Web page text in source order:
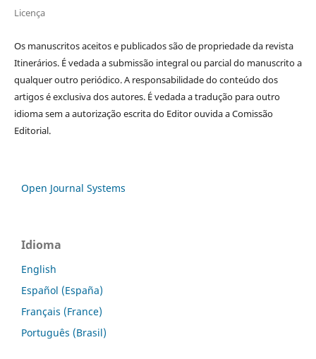
Licença
Os manuscritos aceitos e publicados são de propriedade da revista
Itinerários. É vedada a submissão integral ou parcial do manuscrito a
qualquer outro periódico. A responsabilidade do conteúdo dos
artigos é exclusiva dos autores. É vedada a tradução para outro
idioma sem a autorização escrita do Editor ouvida a Comissão
Editorial.
Open Journal Systems
Idioma
English
Español (España)
Français (France)
Português (Brasil)